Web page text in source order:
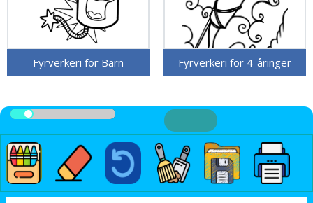
Fyrverkeri for Barn Fyrverkeri for 4-åringer